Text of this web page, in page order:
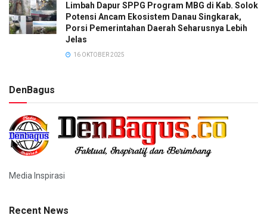
Limbah Dapur SPPG Program MBG di Kab. Solok
Potensi Ancam Ekosistem Danau Singkarak,
Porsi Pemerintahan Daerah Seharusnya Lebih
Jelas
16 OKTOBER 2025
DenBagus
Media Inspirasi
Recent News